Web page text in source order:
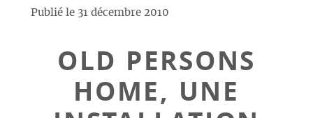
Publié le 31 décembre 2010
OLD PERSONS
HOME, UNE